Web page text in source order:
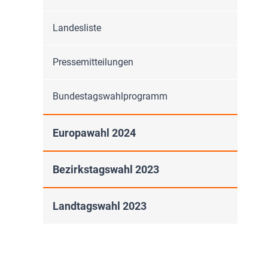
Landesliste
Pressemitteilungen
Bundestagswahlprogramm
Europawahl 2024
Bezirkstagswahl 2023
Landtagswahl 2023